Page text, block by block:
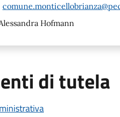
Hofmann
di tutela